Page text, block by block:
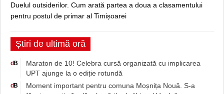
Duelul outsiderilor. Cum arată partea a doua a clasamentului
pentru postul de primar al Timișoarei
Știri de ultimă oră
dB
Maraton de 10! Celebra cursă organizată cu implicarea
UPT ajunge la o ediție rotundă
dB
Moment important pentru comuna Moșnița Nouă. S-a